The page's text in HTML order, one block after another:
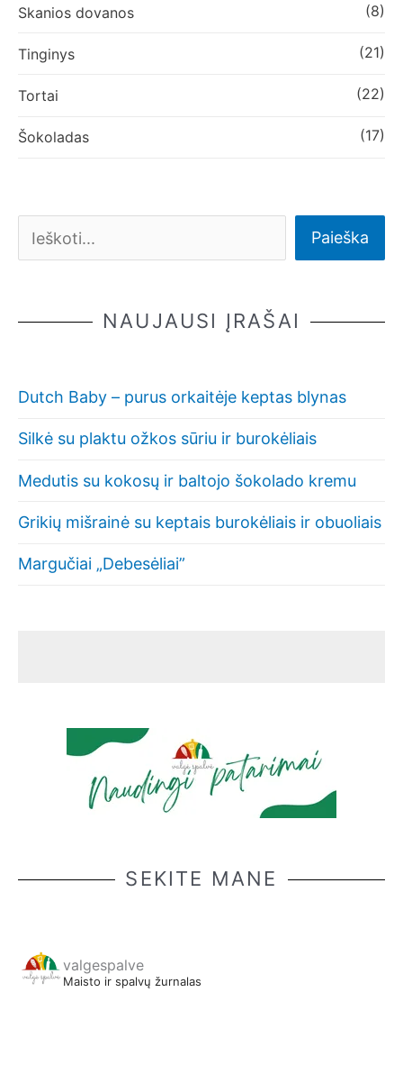
Skanios dovanos (8)
Tinginys (21)
Tortai (22)
Šokoladas (17)
Paieška
NAUJAUSI ĮRAŠAI
Dutch Baby – purus orkaitėje keptas blynas
Silkė su plaktu ožkos sūriu ir burokėliais
Medutis su kokosų ir baltojo šokolado kremu
Grikių mišrainė su keptais burokėliais ir obuoliais
Margučiai „Debesėliai”
SEKITE MANE
valgespalve
Maisto ir spalvų žurnalas